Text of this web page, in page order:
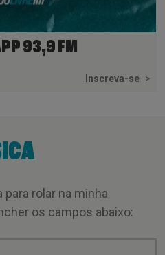
93,9 FM
Inscreva-se >
rolar na minha
os campos abaixo: